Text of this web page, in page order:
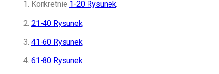
1. Konkretnie 1-20 Rysunek.
2. 21-40 Rysunek
3. 41-60 Rysunek
4. 61-80 Rysunek